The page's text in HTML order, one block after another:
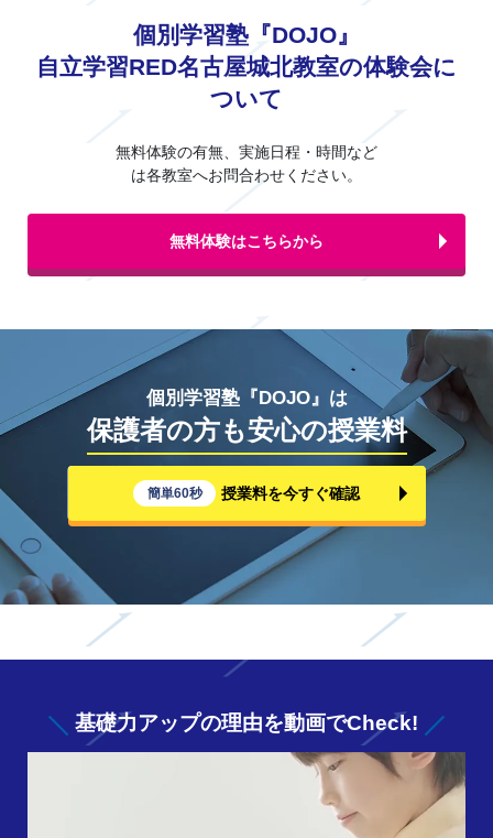
個別学習塾『DOJO』
自立学習RED名古屋城北教室の体験会に
ついて
無料体験の有無、実施日程・時間など
は各教室へお問合わせください。
無料体験はこちらから
個別学習塾『DOJO』は
保護者の方も安心の授業料
簡単60秒 授業料を今すぐ確認
基礎力アップの理由を動画でCheck!